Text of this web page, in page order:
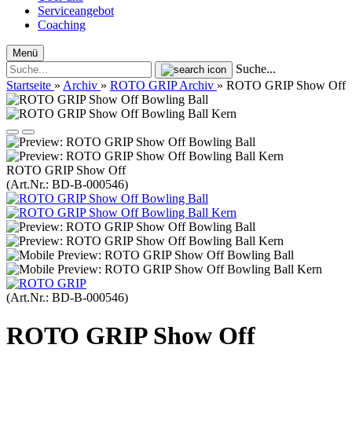
Serviceangebot
Coaching
Menü
Suche...
Startseite » Archiv » ROTO GRIP Archiv » ROTO GRIP Show Off
ROTO GRIP Show Off
(Art.Nr.: BD-B-000546)
(Art.Nr.: BD-B-000546)
ROTO GRIP Show Off